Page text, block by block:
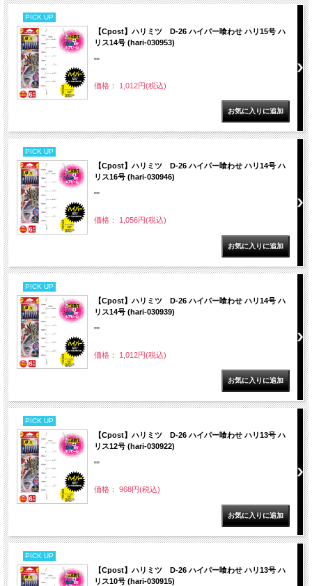
PICK UP
【Cpost】ハリミツ D-26 ハイパー喰わせ ハリ15号 ハ
リス14号 (hari-030953)
""
価格： 1,012円(税込)
PICK UP
【Cpost】ハリミツ D-26 ハイパー喰わせ ハリ14号 ハ
リス16号 (hari-030946)
""
価格： 1,056円(税込)
PICK UP
【Cpost】ハリミツ D-26 ハイパー喰わせ ハリ14号 ハ
リス14号 (hari-030939)
""
価格： 1,012円(税込)
PICK UP
【Cpost】ハリミツ D-26 ハイパー喰わせ ハリ13号 ハ
リス12号 (hari-030922)
""
価格： 968円(税込)
PICK UP
【Cpost】ハリミツ D-26 ハイパー喰わせ ハリ13号 ハ
リス10号 (hari-030915)